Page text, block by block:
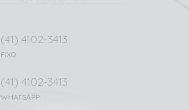
(41) 4102-3413
FIXO
(41) 4102-3413
WHATSAPP